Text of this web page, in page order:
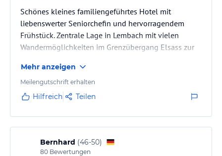
Schönes kleines familiengeführtes Hotel mit
liebenswerter Seniorchefin und hervorragendem
Frühstück. Zentrale Lage in Lembach mit vielen
Wandermöglichkeiten im Grenzübergang Elsass zur
Mehr anzeigen
Meilengutschrift erhalten
Hilfreich Teilen
Bernhard (46-50)
80 Bewertungen